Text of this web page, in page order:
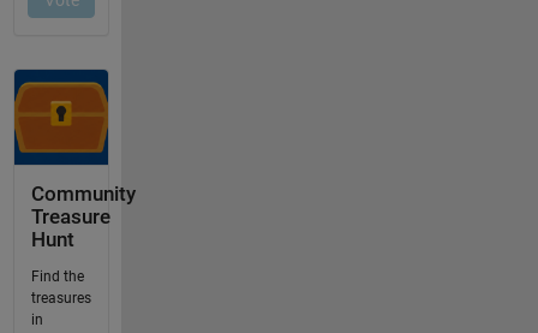
Community
Treasure
Hunt
Find the
treasures
in